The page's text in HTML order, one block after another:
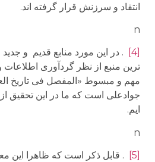
انتقاد و سرزنش قرار گرفته اند.
n
[4]
. در این مورد منابع قدیم و
ترین منبع از نظر گردآوری
مهم و مبسوط «المفصل فی تاریخ
جوادعلی است که ما در این تحقیق
ایم.
n
. قابل ذکر است که ظاهرا این